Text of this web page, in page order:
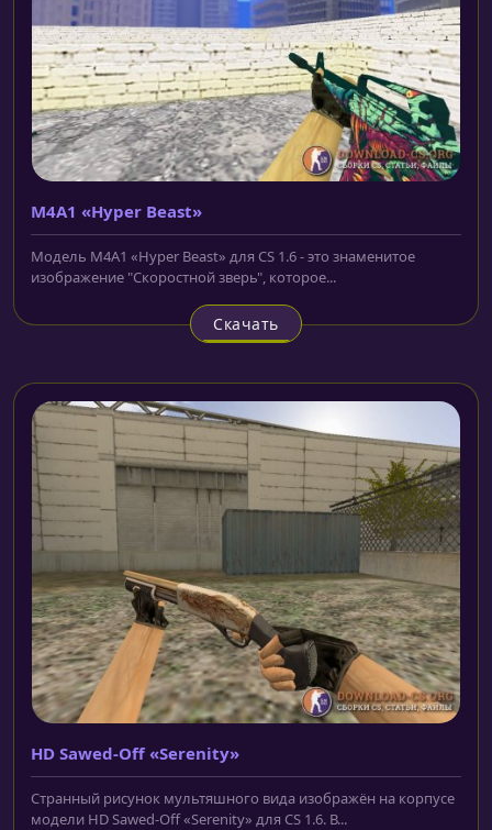
M4A1 «Hyper Beast»
Модель M4A1 «Hyper Beast» для CS 1.6 - это знаменитое
изображение "Скоростной зверь", которое...
Скачать
HD Sawed-Off «Serenity»
Странный рисунок мультяшного вида изображён на корпусе
модели HD Sawed-Off «Serenity» для CS 1.6. В...